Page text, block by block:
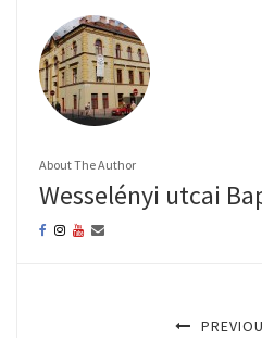
About The Author
Wesselényi utcai